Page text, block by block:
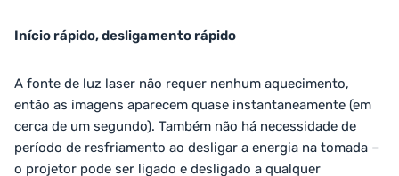
Início rápido, desligamento rápido
A fonte de luz laser não requer nenhum aquecimento,
então as imagens aparecem quase instantaneamente (em
cerca de um segundo). Também não há necessidade de
período de resfriamento ao desligar a energia na tomada –
o projetor pode ser ligado e desligado a qualquer